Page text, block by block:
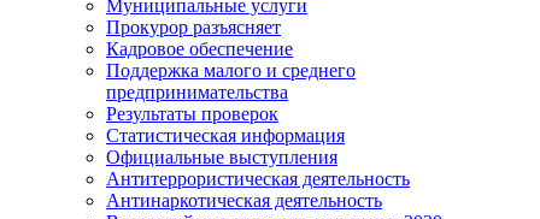
Муниципальные услуги
Прокурор разъясняет
Кадровое обеспечение
Поддержка малого и среднего
предпринимательства
Результаты проверок
Статистическая информация
Официальные выступления
Антитеррористическая деятельность
Антинаркотическая деятельность